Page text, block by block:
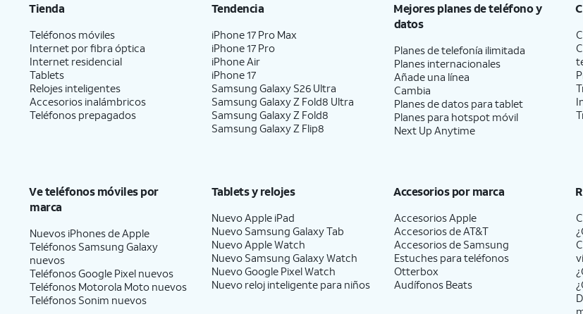
Tienda
Teléfonos móviles
Internet por fibra óptica
Internet residencial
Tablets
Relojes inteligentes
Accesorios inalámbricos
Teléfonos prepagados
Tendencia
iPhone 17 Pro Max
iPhone 17 Pro
iPhone Air
iPhone 17
Samsung Galaxy S26 Ultra
Samsung Galaxy Z Fold8 Ultra
Samsung Galaxy Z Fold8
Samsung Galaxy Z Flip8
Mejores planes de teléfono y
datos
Planes de telefonía ilimitada
Planes internacionales
Añade una línea
Cambia
Planes de datos para tablet
Planes para hotspot móvil
Next Up Anytime
Ve teléfonos móviles por
marca
Nuevos iPhones de Apple
Teléfonos Samsung Galaxy
nuevos
Teléfonos Google Pixel nuevos
Teléfonos Motorola Moto nuevos
Teléfonos Sonim nuevos
Tablets y relojes
Nuevo Apple iPad
Nuevo Samsung Galaxy Tab
Nuevo Apple Watch
Nuevo Samsung Galaxy Watch
Nuevo Google Pixel Watch
Nuevo reloj inteligente para niños
Accesorios por marca
Accesorios Apple
Accesorios deAT&T
Accesorios de Samsung
Estuches para teléfonos
Otterbox
Audífonos Beats